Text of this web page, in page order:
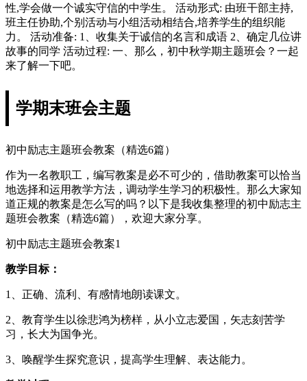
性,学会做一个诚实守信的中学生。 活动形式: 由班干部主持,
班主任协助,个别活动与小组活动相结合,培养学生的组织能
力。 活动准备: 1、收集关于诚信的名言和成语 2、确定几位讲
故事的同学 活动过程: 一、那么，初中秋学期主题班会？一起
来了解一下吧。
学期末班会主题
初中励志主题班会教案（精选6篇）
作为一名教职工，编写教案是必不可少的，借助教案可以恰当
地选择和运用教学方法，调动学生学习的积极性。那么大家知
道正规的教案是怎么写的吗？以下是我收集整理的初中励志主
题班会教案（精选6篇），欢迎大家分享。
初中励志主题班会教案1
教学目标：
1、正确、流利、有感情地朗读课文。
2、教育学生以徐悲鸿为榜样，从小立志爱国，矢志刻苦学
习，长大为国争光。
3、唤醒学生探究意识，提高学生理解、表达能力。